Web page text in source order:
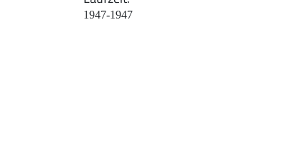
1947-1947